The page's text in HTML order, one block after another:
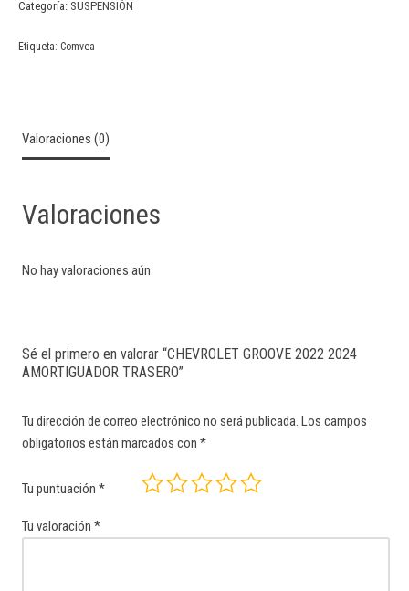
Categoría: SUSPENSIÓN
Etiqueta: Comvea
Valoraciones (0)
Valoraciones
No hay valoraciones aún.
Sé el primero en valorar “CHEVROLET GROOVE 2022 2024
AMORTIGUADOR TRASERO”
Tu dirección de correo electrónico no será publicada. Los campos
obligatorios están marcados con *
Tu puntuación *
Tu valoración *